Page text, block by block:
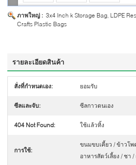
ภาพใหญ่ : 3x4 Inch k Storage Bag, LDPE
Crafts Plastic Bags
รายละเอียดสินค้า
สั่งที่กำหนดเอง: ยอมรับ
ซีลและจับ: ซีลกาวตนเอง
404 Not Found: ใช้แล้วทิ้ง
การใช้:
ขนมขบเคี้ยว / ข้าวโ
อาหารสัตว์เลี้ยง / ชา /